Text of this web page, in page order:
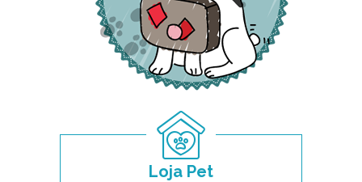
Loja Pet